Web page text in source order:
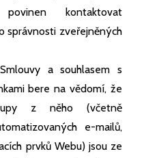
kontaktovat
správnosti zveřejněných
a souhlasem s
bere na vědomí, že
z něho (včetně
e-mailů,
prvků Webu) jsou ze